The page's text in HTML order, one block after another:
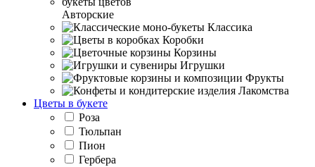
Авторские
Классика
Коробки
Корзины
Игрушки
Фрукты
Лакомства
Цветы в букете
Роза
Тюльпан
Пион
Гербера